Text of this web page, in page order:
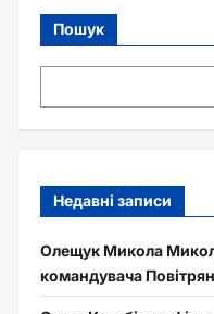
Пошук
Недавні записи
Олещук Микола
командувача